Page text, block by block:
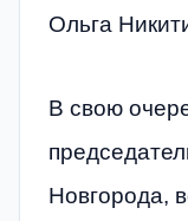
Ольга
В свою
Новгорода,